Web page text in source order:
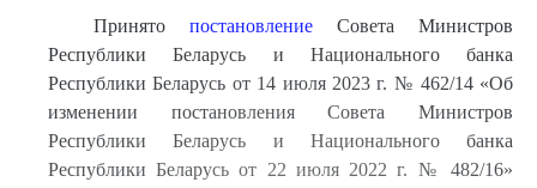
Принято постановлениеСовета Министров
Республики Беларусь и Национального банка
Республики Беларусь от 14 июля 2023 г. № 462/14 «Об
изменении постановления Совета Министров
Республики Беларусь и Национального банка
Республики Беларусь от 22 июля 2022 г. № 482/16»